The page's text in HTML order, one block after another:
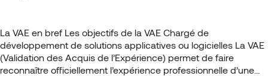
La VAE en bref Les objectifs de la VAE Chargé de
développement de solutions applicatives ou logicielles La VAE
(Validation des Acquis de l’Expérience) permet de faire
reconnaître officiellement l’expérience professionnelle d’une